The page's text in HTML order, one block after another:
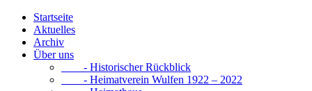
Startseite
Aktuelles
Archiv
Über uns
- Historischer Rückblick
- Heimatverein Wulfen 1922 – 2022